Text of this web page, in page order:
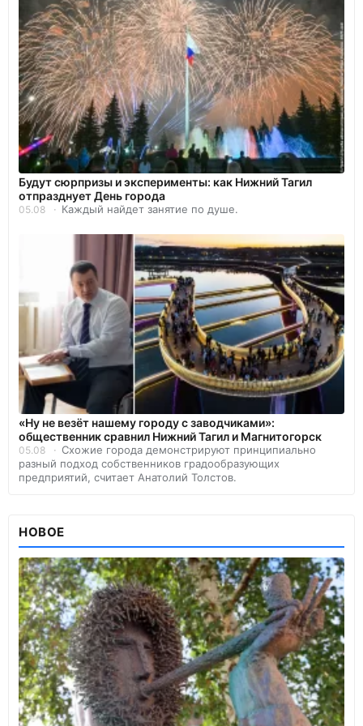
Будут сюрпризы и эксперименты: как Нижний Тагил
отпразднует День города
05.08 Каждый найдет занятие по душе.
«Ну не везёт нашему городу с заводчиками»:
общественник сравнил Нижний Тагил и Магнитогорск
05.08
Схожие города демонстрируют принципиально
разный подход собственников градообразующих
предприятий, считает Анатолий Толстов.
НОВОЕ